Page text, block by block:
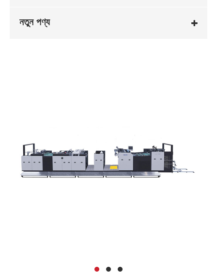
নতুন পণ্য